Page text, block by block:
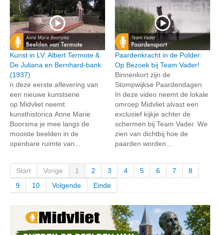
Kunst in LV: Albert Termote &
De Juliana en Bernhard-bank
(1937)
n deze eerste aflevering van
een nieuwe kunstserie
op Midvliet neemt
kunsthistorica Anne Marie
Boorsma je mee langs de
mooiste beelden in de
openbare ruimte van...
Paardenkracht in de Polder:
Op Bezoek bij Team Vader!
Binnenkort zijn de
Stompwijkse Paardendagen.
In deze video neemt de lokale
omroep Midvliet alvast een
exclusief kijkje achter de
schermen bij Team Vader. We
zien van dichtbij hoe de
paarden worden...
Start Vorige 1 2 3 4 5 6 7
8
9
10 Volgende Einde